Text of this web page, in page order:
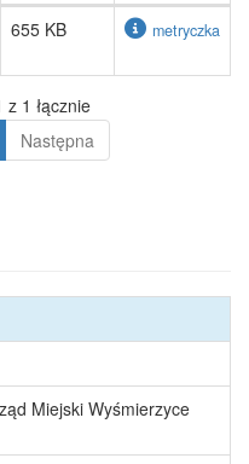
655 KB metryczka
1 łącznie
Następna
Miejski Wyśmierzyce